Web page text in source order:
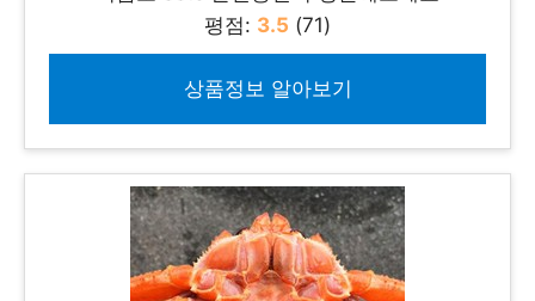
평점: 3.5 (71)
상품정보 알아보기